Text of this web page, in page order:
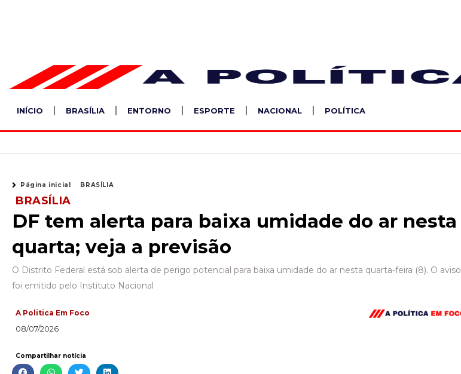
INÍCIO BRASÍLIA ENTORNO ESPORTE NACIONAL POLÍTICA
Página inicial BRASÍLIA
BRASÍLIA
DF tem alerta para baixa umidade do ar nesta
quarta; veja a previsão
O Distrito Federal está sob alerta de perigo potencial para baixa umidade do ar nesta quarta-feira (8). O aviso
foi emitido pelo Instituto Nacional
A Politica Em Foco
08/07/2026
Compartilhar notícia